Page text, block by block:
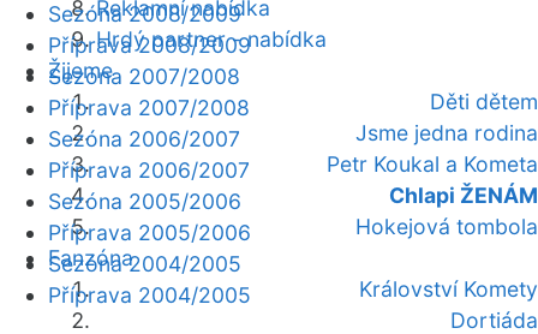
Reklamní nabídka
Hrdý partner - nabídka
Žijeme
Děti dětem
Jsme jedna rodina
Petr Koukal a Kometa
Chlapi ŽENÁM
Hokejová tombola
Fanzóna
Království Komety
Dortiáda
Sezóna 2008/2009
Příprava 2008/2009
Sezóna 2007/2008
Příprava 2007/2008
Sezóna 2006/2007
Příprava 2006/2007
Sezóna 2005/2006
Příprava 2005/2006
Sezóna 2004/2005
Příprava 2004/2005